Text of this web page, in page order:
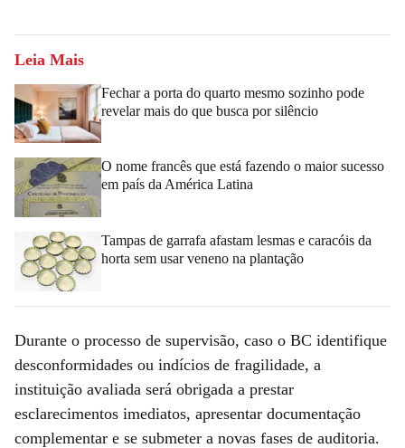
Leia Mais
Fechar a porta do quarto mesmo sozinho pode
revelar mais do que busca por silêncio
O nome francês que está fazendo o maior sucesso
em país da América Latina
Tampas de garrafa afastam lesmas e caracóis da
horta sem usar veneno na plantação
Durante o processo de supervisão, caso o BC identifique
desconformidades ou indícios de fragilidade, a
instituição avaliada será obrigada a prestar
esclarecimentos imediatos, apresentar documentação
complementar e se submeter a novas fases de auditoria.